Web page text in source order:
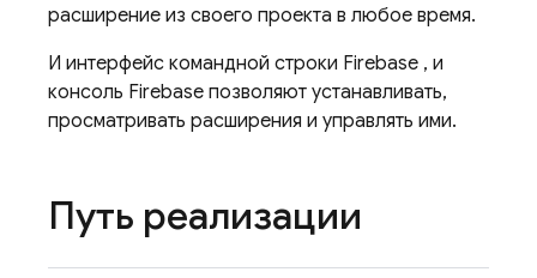
расширение из своего проекта в любое время.
И интерфейс командной строки Firebase , и
консоль Firebase позволяют устанавливать,
просматривать расширения и управлять ими.
Путь реализации